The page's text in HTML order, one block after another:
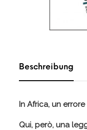
Beschreibung
In Africa, un
Qui, però, una